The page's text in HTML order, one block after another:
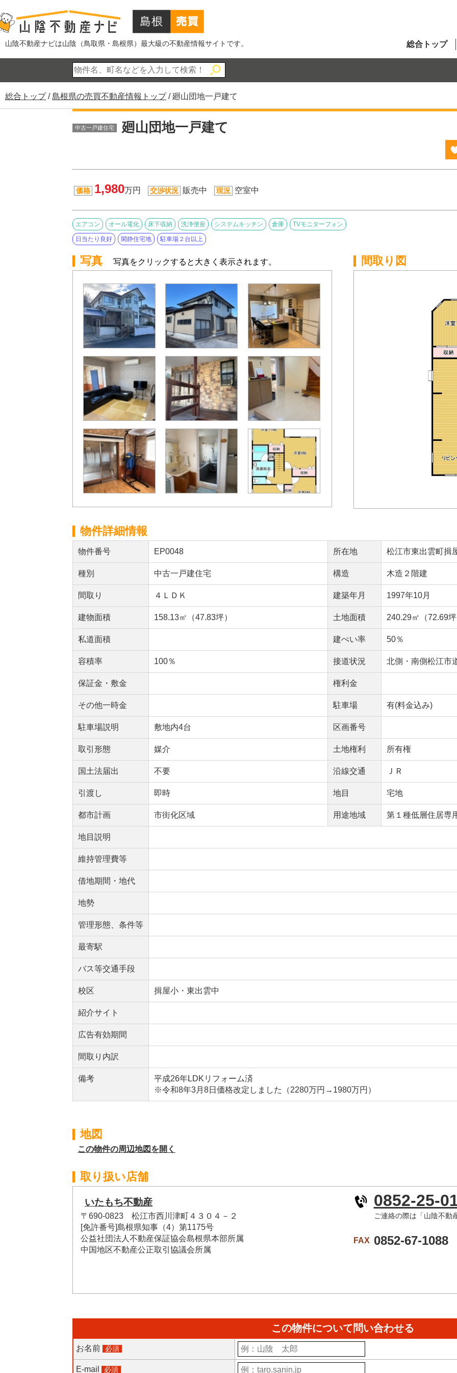
山陰不動産ナビは山陰（鳥取県・島根県）最大級の不動産情報サイトです。 総合トップ
現
在
総合トップ/島根県の売買不動産情報トップ/廻山団地一戸建て
中古一戸建住宅 廻山団地一戸建て
価格 1,980万円 交渉状況 販売中 現況 空室中
エアコン オール電化 床下収納 洗浄便座 システムキッチン 倉庫 TVモニターフォン
日当たり良好 閑静住宅地 駐車場２台以上
写真 写真をクリックすると大きく表示されます。 間取り図
物件詳細情報
物件番号 EP0048 所在地 松江市東出雲町揖
種別 中古一戸建住宅 構造 木造２階建
間取り ４ＬＤＫ 建築年月 1997年10月
建物面積 158.13㎡（47.83坪） 土地面積 240.29㎡（72.69
私道面積 建ぺい率 50％
容積率 100％ 接道状況 北側・南側松江市
保証金・敷金 権利金
その他一時金 駐車場 有(料金込み)
駐車場説明 敷地内4台 区画番号
取引形態 媒介 土地権利 所有権
国土法届出 不要 沿線交通 ＪＲ
引渡し 即時 地目 宅地
都市計画 市街化区域 用途地域 第１種低層住居専
地目説明
維持管理費等
借地期間・地代
地勢
管理形態、条件等
最寄駅
バス等交通手段
校区 揖屋小・東出雲中
紹介サイト
広告有効期間
間取り内訳
備考
平成26年LDKリフォーム済
※令和8年3月8日価格改定しました（2280万円→1980万円）
地図
この物件の周辺地図を開く
取り扱い店舗
いたもち不動産
〒690-0823 松江市西川津町４３０４－２
[免許番号]島根県知事（4）第1175号
公益社団法人不動産保証協会島根県本部所属
中国地区不動産公正取引協議会所属
0852-25-
ご連絡の際は「山陰不動
FAX 0852-67-1088